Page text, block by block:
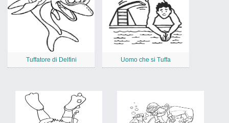
Tuffatore di Delfini Uomo che si Tuffa